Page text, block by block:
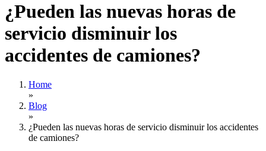
¿Pueden las nuevas horas de
servicio disminuir los
accidentes de camiones?
Home
»
Blog
»
¿Pueden las nuevas horas de servicio disminuir los accidentes
de camiones?